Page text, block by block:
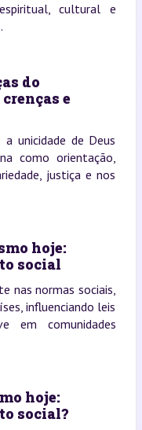
cultural e
do
e
unicidade de Deus
como orientação,
justiça e nos
hoje:
social
nas normas sociais,
influenciando leis
em comunidades
hoje:
social?